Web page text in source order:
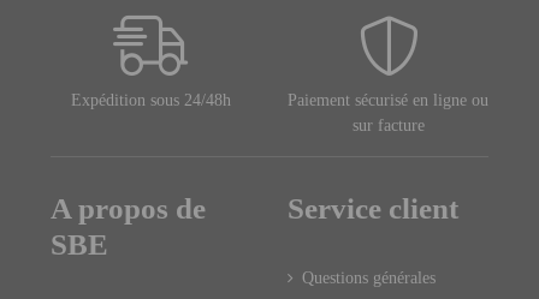
Expédition sous 24/48h
Paiement sécurisé en ligne ou
sur facture
A propos de
SBE
Service client
Questions générales